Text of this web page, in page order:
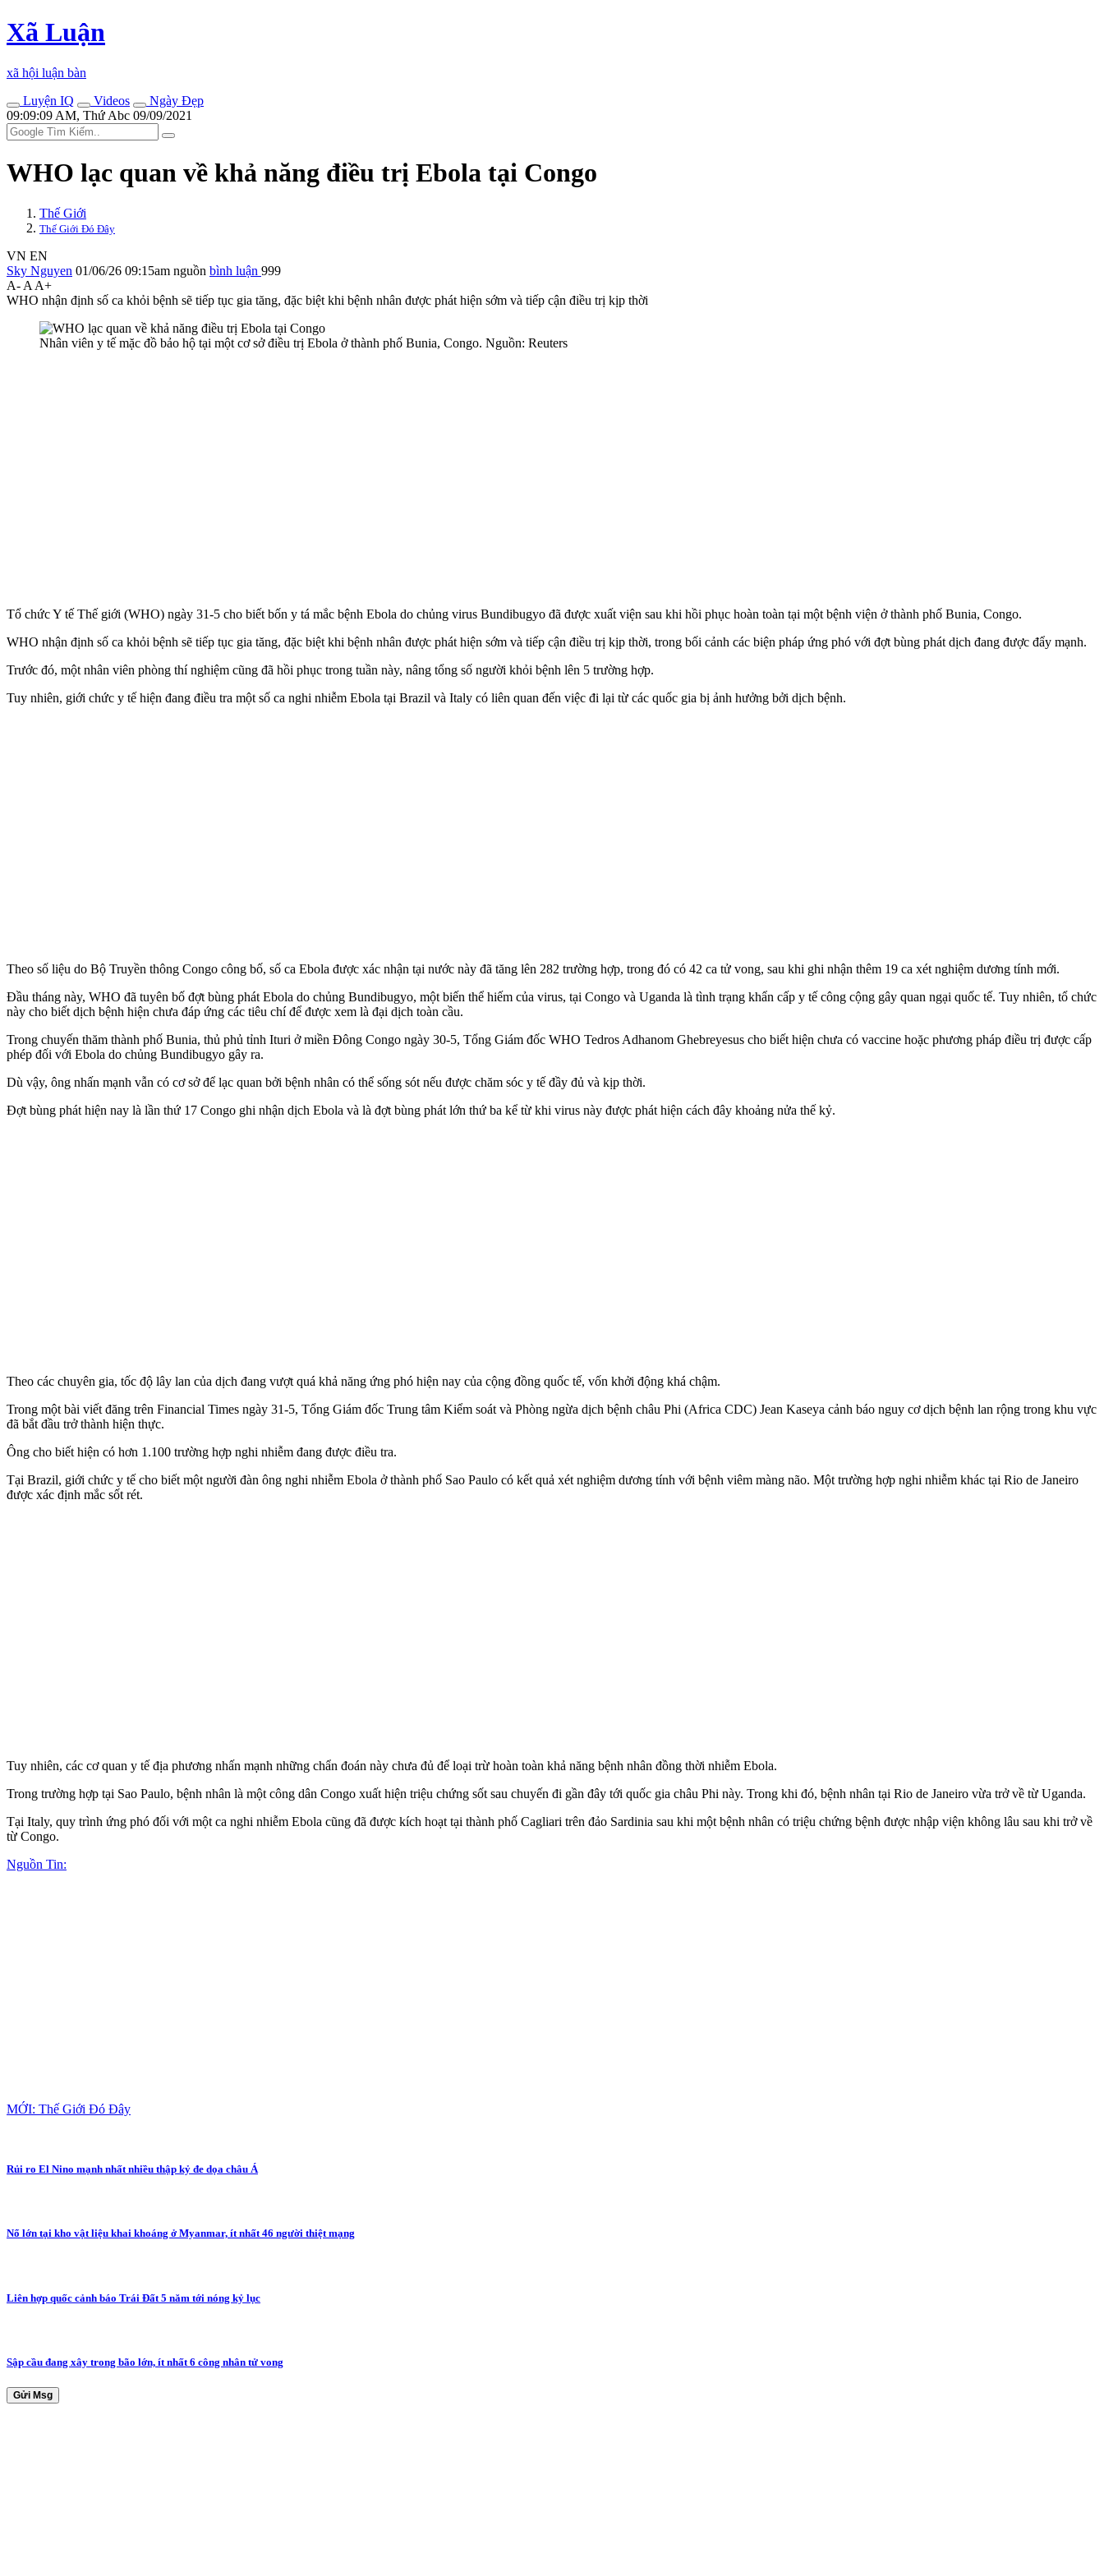
Xã Luận
xã hội luận bàn
Luyện IQ
Videos
Ngày Đẹp
09:09:09 AM, Thứ Abc 09/09/2021
WHO lạc quan về khả năng điều trị Ebola tại Congo
Thế Giới
Thế Giới Đó Đây
VN EN
Sky Nguyen 01/06/26 09:15am nguồn bình luận 999
A- A A+
WHO nhận định số ca khỏi bệnh sẽ tiếp tục gia tăng, đặc biệt khi bệnh nhân được phát hiện sớm và tiếp cận điều trị kịp thời
Nhân viên y tế mặc đồ bảo hộ tại một cơ sở điều trị Ebola ở thành phố Bunia, Congo. Nguồn: Reuters
Tổ chức Y tế Thế giới (WHO) ngày 31-5 cho biết bốn y tá mắc bệnh Ebola do chủng virus Bundibugyo đã được xuất viện sau khi hồi phục hoàn toàn tại một bệnh viện ở thành phố Bunia, Congo.
WHO nhận định số ca khỏi bệnh sẽ tiếp tục gia tăng, đặc biệt khi bệnh nhân được phát hiện sớm và tiếp cận điều trị kịp thời, trong bối cảnh các biện pháp ứng phó với đợt bùng phát dịch đang được đẩy mạnh.
Trước đó, một nhân viên phòng thí nghiệm cũng đã hồi phục trong tuần này, nâng tổng số người khỏi bệnh lên 5 trường hợp.
Tuy nhiên, giới chức y tế hiện đang điều tra một số ca nghi nhiễm Ebola tại Brazil và Italy có liên quan đến việc đi lại từ các quốc gia bị ảnh hưởng bởi dịch bệnh.
Theo số liệu do Bộ Truyền thông Congo công bố, số ca Ebola được xác nhận tại nước này đã tăng lên 282 trường hợp, trong đó có 42 ca t‌ử von‌g, sau khi ghi nhận thêm 19 ca xét nghiệm dương tính mới.
Đầu tháng này, WHO đã tuyên bố đợt bùng phát Ebola do chủng Bundibugyo, một biến thể hiếm của virus, tại Congo và Uganda là tình trạng khẩn cấp y tế công cộng gây quan ngại quốc tế. Tuy nhiên, tổ chức
này cho biết dịch bệnh hiện chưa đáp ứng các tiêu chí để được xem là đại dịch toàn cầu.
Trong chuyến thăm thành phố Bunia, thủ phủ tỉnh Ituri ở miền Đông Congo ngày 30-5, Tổng Giám đốc WHO Tedros Adhanom Ghebreyesus cho biết hiện chưa có vaccine hoặc phương pháp điều trị được cấp
phép đối với Ebola do chủng Bundibugyo gây ra.
Dù vậy, ông nhấn mạnh vẫn có cơ sở để lạc quan bởi bệnh nhân có thể sống sót nếu được chăm sóc y tế đầy đủ và kịp thời.
Đợt bùng phát hiện nay là lần thứ 17 Congo ghi nhận dịch Ebola và là đợt bùng phát lớn thứ ba kể từ khi virus này được phát hiện cách đây khoảng nửa thế kỷ.
Theo các chuyên gia, tốc độ lây lan của dịch đang vượt quá khả năng ứng phó hiện nay của cộng đồng quốc tế, vốn khởi động khá chậm.
Trong một bài viết đăng trên Financial Times ngày 31-5, Tổng Giám đốc Trung tâm Kiểm soát và Phòng ngừa dịch bệnh châu Phi (Africa CDC) Jean Kaseya cảnh báo nguy cơ dịch bệnh lan rộng trong khu vực
đã bắt đầu trở thành hiện thực.
Ông cho biết hiện có hơn 1.100 trường hợp nghi nhiễm đang được điều tra.
Tại Brazil, giới chức y tế cho biết một người đàn ông nghi nhiễm Ebola ở thành phố Sao Paulo có kết quả xét nghiệm dương tính với bệnh viêm màng não. Một trường hợp nghi nhiễm khác tại Rio de Janeiro
được xác định mắc sốt rét.
Tuy nhiên, các cơ quan y tế địa phương nhấn mạnh những chẩn đoán này chưa đủ để loại trừ hoàn toàn khả năng bệnh nhân đồng thời nhiễm Ebola.
Trong trường hợp tại Sao Paulo, bệnh nhân là một công dân Congo xuất hiện triệu chứng sốt sau chuyến đi gần đây tới quốc gia châu Phi này. Trong khi đó, bệnh nhân tại Rio de Janeiro vừa trở về từ Uganda.
Tại Italy, quy trình ứng phó đối với một ca nghi nhiễm Ebola cũng đã được kích hoạt tại thành phố Cagliari trên đảo Sardinia sau khi một bệnh nhân có triệu chứng bệnh được nhập viện không lâu sau khi trở về
từ Congo.
Nguồn Tin:
MỚI: Thế Giới Đó Đây
Rủi ro El Nino mạnh nhất nhiều thập kỷ đe dọa châu Á
Nổ lớn tại kho vật liệu khai khoáng ở Myanmar, ít nhất 46 người thiệt mạng
Liên hợp quốc cảnh báo Trái Đất 5 năm tới nóng kỷ lục
Sập cầu đang xây trong bão lớn, ít nhất 6 công nhân tử vong
Gửi Msg